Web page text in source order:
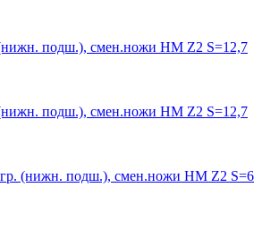
(нижн. подш.), смен.ножи HM Z2 S=12,7
(нижн. подш.), смен.ножи HM Z2 S=12,7
(нижн. подш.), смен.ножи HM Z2 S=6